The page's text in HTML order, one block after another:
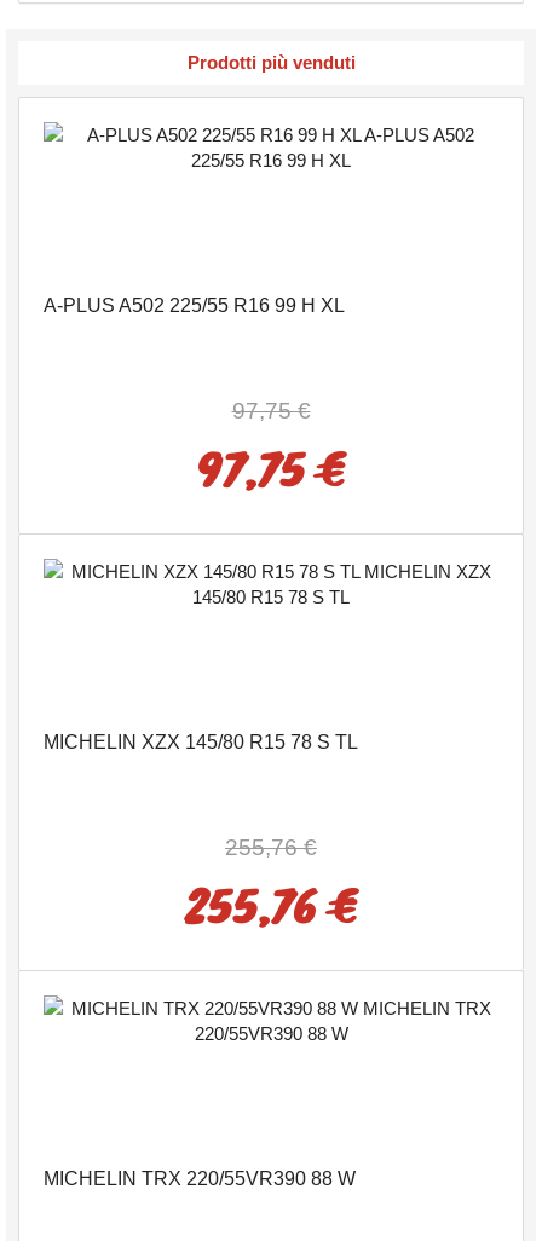
Prodotti più venduti
A-PLUS A502 225/55 R16 99 H XL
97,75 €
97,75 €
MICHELIN XZX 145/80 R15 78 S TL
255,76 €
255,76 €
MICHELIN TRX 220/55VR390 88 W